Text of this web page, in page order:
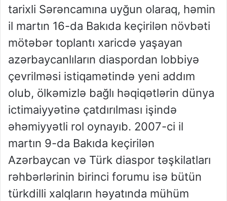
tarixli Sərəncamına uyğun olaraq, həmin
il martın 16-da Bakıda keçirilən növbəti
mötəbər toplantı xaricdə yaşayan
azərbaycanlıların diaspordan lobbiyə
çevrilməsi istiqamətində yeni addım
olub, ölkəmizlə bağlı həqiqətlərin dünya
ictimaiyyətinə çatdırılması işində
əhəmiyyətli rol oynayıb. 2007-ci il
martın 9-da Bakıda keçirilən
Azərbaycan və Türk diaspor təşkilatları
rəhbərlərinin birinci forumu isə bütün
türkdilli xalqların həyatında mühüm